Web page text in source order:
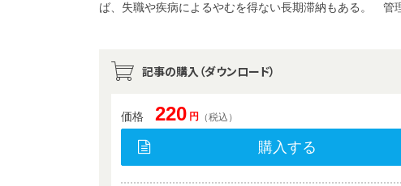
ば、失職や疾病によるやむを得ない長期滞納もある。 管
記事の購入（ダウンロード）
価格 220 円 （税込）
購入する